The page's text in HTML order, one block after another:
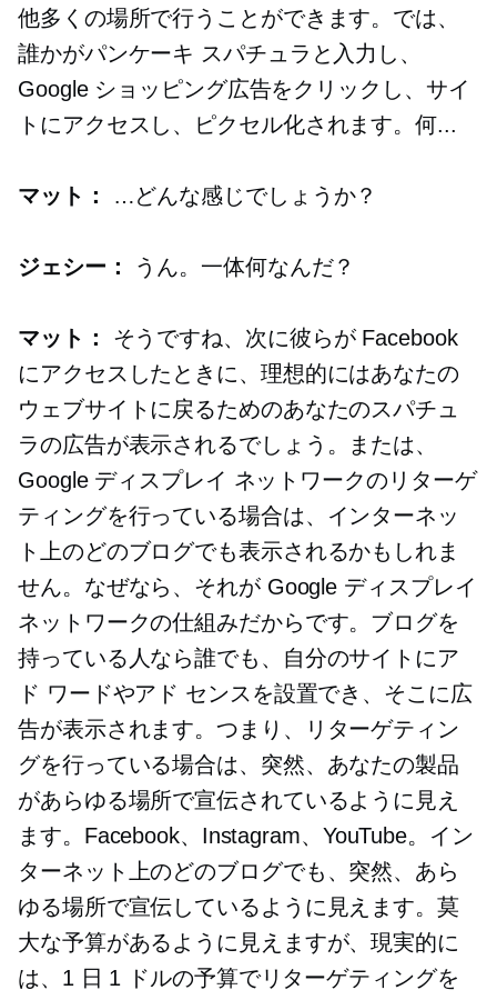
他多くの場所で行うことができます。では、
誰かがパンケーキ スパチュラと入力し、
Google ショッピング広告をクリックし、サイ
トにアクセスし、ピクセル化されます。何...
マット： …どんな感じでしょうか？
ジェシー： うん。一体何なんだ？
マット：
そうですね、次に彼らが Facebook
にアクセスしたときに、理想的にはあなたの
ウェブサイトに戻るためのあなたのスパチュ
ラの広告が表示されるでしょう。または、
Google ディスプレイ ネットワークのリターゲ
ティングを行っている場合は、インターネッ
ト上のどのブログでも表示されるかもしれま
せん。なぜなら、それが Google ディスプレイ
ネットワークの仕組みだからです。ブログを
持っている人なら誰でも、自分のサイトにア
ド ワードやアド センスを設置でき、そこに広
告が表示されます。つまり、リターゲティン
グを行っている場合は、突然、あなたの製品
があらゆる場所で宣伝されているように見え
ます。Facebook、Instagram、YouTube。イン
ターネット上のどのブログでも、突然、あら
ゆる場所で宣伝しているように見えます。莫
大な予算があるように見えますが、現実的に
は、1 日 1 ドルの予算でリターゲティングを